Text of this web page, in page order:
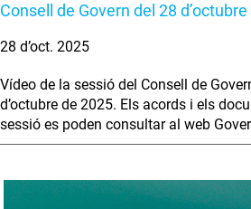
Consell de Govern del 28
28 d’oct. 2025
Vídeo de la sessió del Consell de
d’octubre de 2025. Els acords i els
sessió es poden consultar al web